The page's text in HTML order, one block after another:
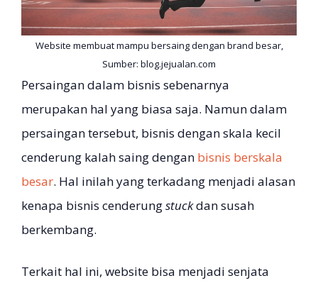
Website membuat mampu bersaing dengan brand besar,
Sumber: blog.jejualan.com
Persaingan dalam bisnis sebenarnya
merupakan hal yang biasa saja. Namun dalam
persaingan tersebut, bisnis dengan skala kecil
cenderung kalah saing dengan bisnis berskala
besar. Hal inilah yang terkadang menjadi alasan
kenapa bisnis cenderungstuckdan susah
berkembang.
Terkait hal ini, website bisa menjadi senjata